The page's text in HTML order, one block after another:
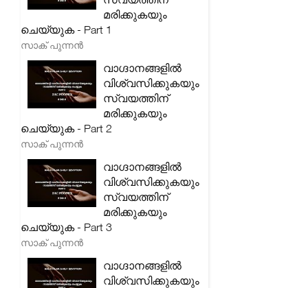
മരിക്കുകയും
ചെയ്യുക - Part 1
സാക് പുന്നൻ
വാഗ്ദാനങ്ങളിൽ
വിശ്വസിക്കുകയും
സ്വയത്തിന്
മരിക്കുകയും
ചെയ്യുക - Part 2
സാക് പുന്നൻ
വാഗ്ദാനങ്ങളിൽ
വിശ്വസിക്കുകയും
സ്വയത്തിന്
മരിക്കുകയും
ചെയ്യുക - Part 3
സാക് പുന്നൻ
വാഗ്ദാനങ്ങളിൽ
വിശ്വസിക്കുകയും